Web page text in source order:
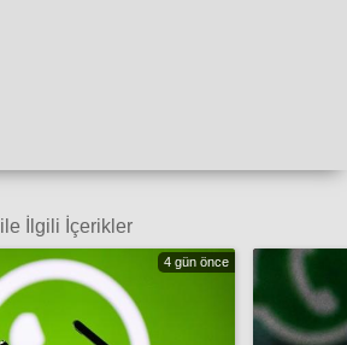
ile İlgili İçerikler
4 gün önce